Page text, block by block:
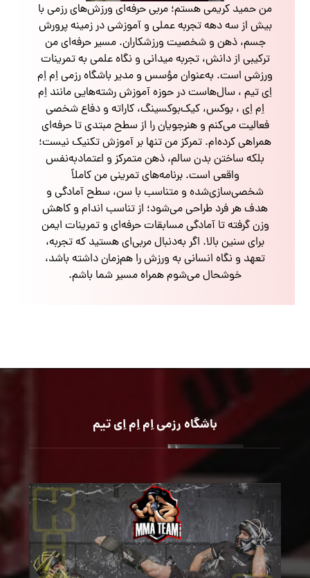
من حمید کریمی هستم؛ مربی حرفه‌ای ورزش‌های رزمی با
بیش از سه دهه تجربه عملی و آموزشی در زمینه پرورش
جسم، ذهن و شخصیت ورزشکاران. مسیر حرفه‌ای من
ترکیبی از دانش، تجربه میدانی و نگاه علمی به تمرینات
ورزشی است. به‌عنوان مؤسس و مدیر باشگاه رزمی اِم اِم
اِی تیم ، سال‌هاست در حوزه آموزش رشته‌هایی مانند اِم
اِم اِی ، بوکس، کیک‌بوکسینگ، کاراته و دفاع شخصی
فعالیت می‌کنم و هنرجویان را از سطح مبتدی تا حرفه‌ای
همراهی کرده‌ام. تمرکز من تنها بر آموزش تکنیک نیست؛
بلکه ساختن بدن سالم، ذهن متمرکز و اعتمادبه‌نفس
واقعی است. برنامه‌های تمرینی من کاملاً
شخصی‌سازی‌شده و متناسب با سن، سطح آمادگی و
هدف هر فرد طراحی می‌شود؛ از تناسب اندام و کاهش
وزن گرفته تا آمادگی مسابقات حرفه‌ای و تمرینات ایمن
برای سنین بالا. اگر به‌دنبال مربی‌ای هستید که تجربه،
تعهد و نگاه انسانی به ورزش را هم‌زمان داشته باشد،
خوشحال می‌شوم همراه مسیر شما باشم.
باشگاه رزمی اِم اِم اِی تیم